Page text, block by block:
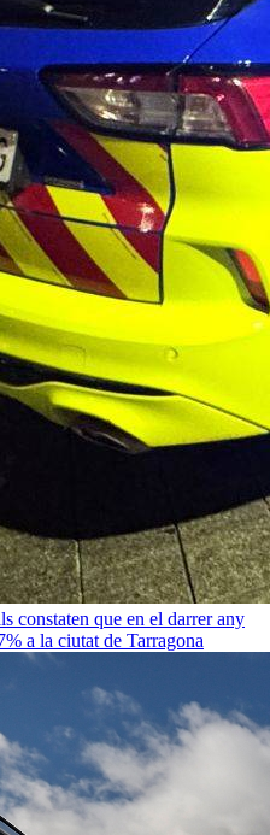
constaten que en el darrer any
a la ciutat de Tarragona